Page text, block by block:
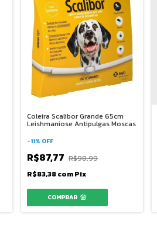
Coleira Scalibor Grande 65cm
Leishmaniose Antipulgas Moscas
-11% OFF
R$87,77 R$98,99
R$83,38comPix